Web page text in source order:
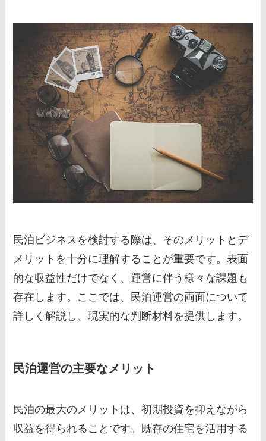
民泊ビジネスを検討する際は、そのメリットとデ
メリットを十分に理解することが重要です。表面
的な収益性だけでなく、運営に伴う様々な課題も
存在します。ここでは、民泊運営の両面について
詳しく解説し、現実的な判断材料を提供します。
民泊運営の主要なメリット
民泊の最大のメリットは、初期投資を抑えながら
収益を得られることです。既存の住宅を活用する